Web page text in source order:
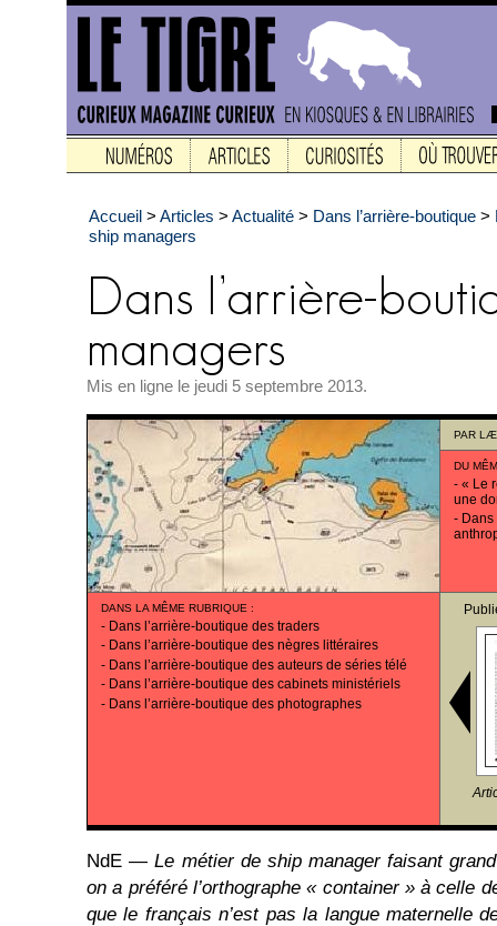
Accueil > Articles > Actualité > Dans l’arrière-boutique >
ship managers
Mis en ligne le jeudi 5 septembre 2013.
PAR
DU
- « Le
une
-
DANS LA MÊME RUBRIQUE :
- Dans l’arrière-boutique des traders
- Dans l’arrière-boutique des nègres littéraires
- Dans l’arrière-boutique des auteurs de séries télé
- Dans l’arrière-boutique des cabinets ministériels
- Dans l’arrière-boutique des photographes
NdE ―Le métier de ship manager faisant
on a préféré l’orthographe « container » à celle
que le français n’est pas la langue maternelle